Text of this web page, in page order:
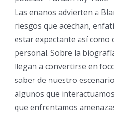
Las enanos advierten a
riesgos que acechan,
estar expectante así­ como
personal. Sobre la
llegan a convertirse en
saber de nuestro
algunos que
que enfrentamos